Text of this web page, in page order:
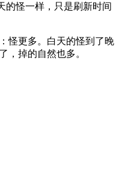
的怪一样，只是刷新时间
怪更多。白天的怪到了晚
，掉的自然也多。